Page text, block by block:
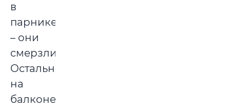
в
парнике
– они
смерзли.
Остальные
на
балконе